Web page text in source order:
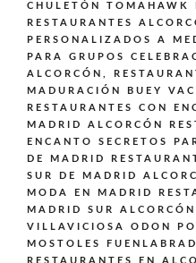
CHULETÓN TOMAHAWK
RESTAURANTES
PERSONALIZADOS A
PARA GRUPOS
ALCORCÓN,
MADURACIÓN BUEY
RESTAURANTES CON
MADRID ALCORCÓN
ENCANTO SECRETOS
DE MADRID
SUR DE MADRID
MODA EN MADRID
MADRID SUR
VILLAVICIOSA ODON
MOSTOLES
RESTAURANTES EN